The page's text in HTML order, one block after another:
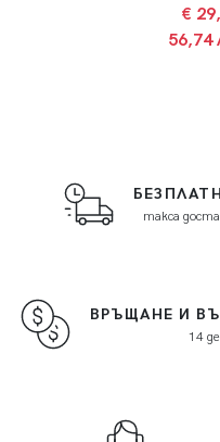
€
56,74
такса
ВРЪЩАНЕ И
14